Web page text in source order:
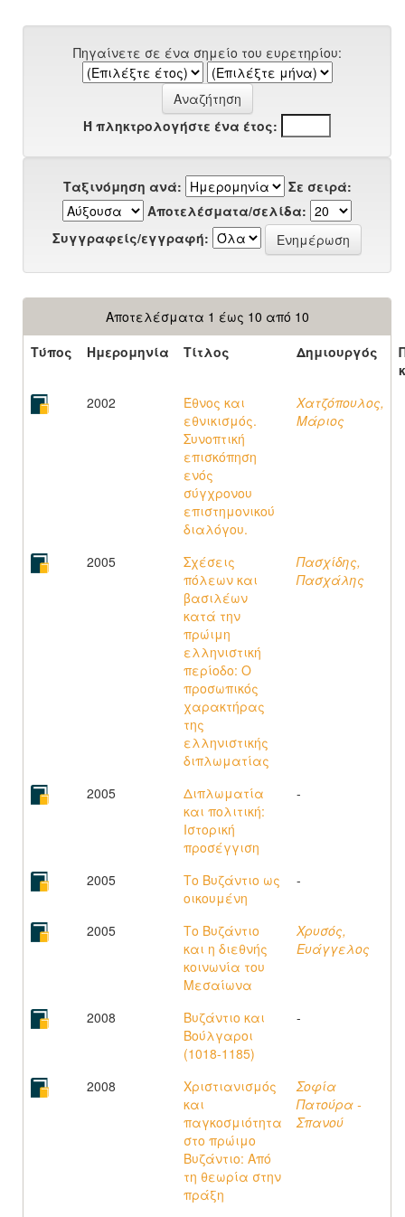
Πηγαίνετε σε ένα σημείο του ευρετηρίου:
Ή πληκτρολογήστε ένα έτος:
Ταξινόμηση ανά:
Σε σειρά:
Αποτελέσματα/σελίδα:
Συγγραφείς/εγγραφή:
Αποτελέσματα 1 έως 10 από 10
Τύπος
Ημερομηνία Τίτλος Δημιουργός
2002
Έθνος και
εθνικισμός.
Συνοπτική
επισκόπηση
ενός
σύγχρονου
επιστημονικού
διαλόγου.
Χατζόπουλος,
Μάριος
2005
Σχέσεις
πόλεων και
βασιλέων
κατά την
πρώιμη
ελληνιστική
περίοδο: Ο
προσωπικός
χαρακτήρας
της
ελληνιστικής
διπλωματίας
Πασχίδης,
Πασχάλης
2005
Διπλωματία
και πολιτική:
Ιστορική
προσέγγιση
-
2005
Το Βυζάντιο ως
οικουμένη
-
2005
Το Βυζάντιο
και η διεθνής
κοινωνία του
Μεσαίωνα
Χρυσός,
Ευάγγελος
2008
Βυζάντιο και
Βούλγαροι
(1018-1185)
-
2008
Χριστιανισμός
και
παγκοσμιότητα
στο πρώιμο
Βυζάντιο: Από
τη θεωρία στην
πράξη
Σοφία
Πατούρα -
Σπανού